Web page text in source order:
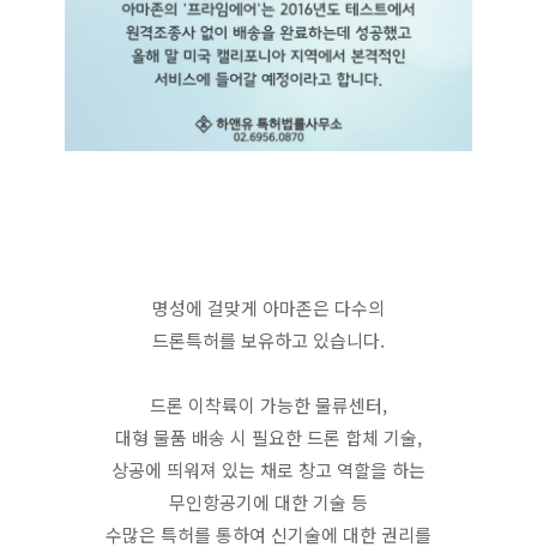
명성에 걸맞게 아마존은 다수의
드론특허를 보유하고 있습니다.
드론 이착륙이 가능한 물류센터,
대형 물품 배송 시 필요한 드론 합체 기술,
상공에 띄워져 있는 채로 창고 역할을 하는
무인항공기에 대한 기술 등
수많은 특허를 통하여 신기술에 대한 권리를